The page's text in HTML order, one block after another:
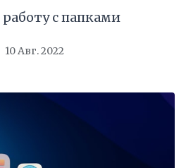
с папками
10 Авг. 2022